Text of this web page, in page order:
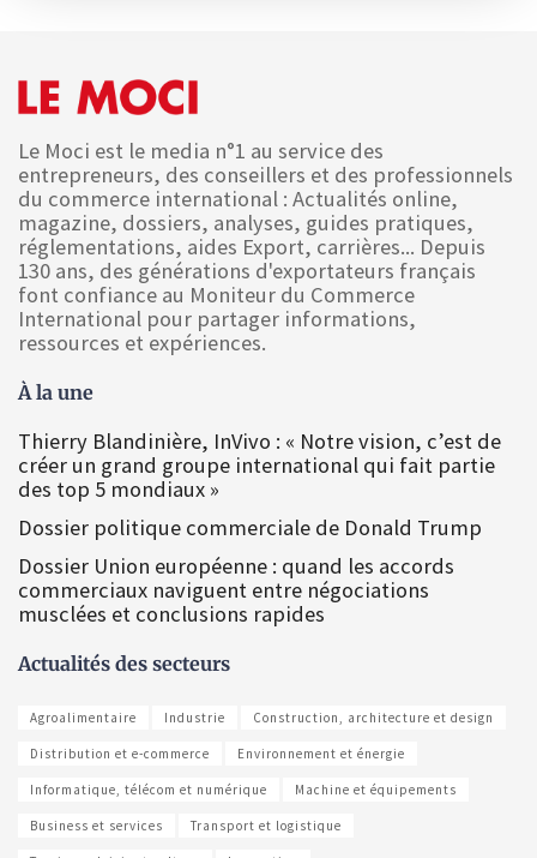
Le Moci est le media n°1 au service des
entrepreneurs, des conseillers et des professionnels
du commerce international : Actualités online,
magazine, dossiers, analyses, guides pratiques,
réglementations, aides Export, carrières... Depuis
130 ans, des générations d'exportateurs français
font confiance au Moniteur du Commerce
International pour partager informations,
ressources et expériences.
À la une
Thierry Blandinière, InVivo : « Notre vision, c’est de
créer un grand groupe international qui fait partie
des top 5 mondiaux »
Dossier politique commerciale de Donald Trump
Dossier Union européenne : quand les accords
commerciaux naviguent entre négociations
musclées et conclusions rapides
Actualités des secteurs
Agroalimentaire Industrie Construction, architecture et design
Distribution et e-commerce Environnement et énergie
Informatique, télécom et numérique Machine et équipements
Business et services Transport et logistique